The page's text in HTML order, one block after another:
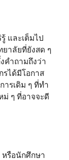
และเต็มไป
าลัยที่ยังสด ๆ
คำถามถึงว่า
รได้มีโอกาส
ารเดิม ๆ ที่ทำ
ๆ ที่อาจจะดี
หรือนักศึกษา